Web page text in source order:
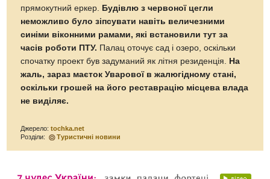
прямокутний еркер.
Будівлю з червоної цегли
неможливо було зіпсувати навіть величезними
синіми віконними рамами, які встановили тут за
часів роботи ПТУ. Палац оточує сад і озеро, оскільки
спочатку проект був задуманий як літня резиденція.
На
жаль, зараз маєток Уварової в жалюгідному стані,
оскільки грошей на його реставрацію місцева влада
не виділяє.
Джерело:tochka.net
Розділи:
Туристичні новини